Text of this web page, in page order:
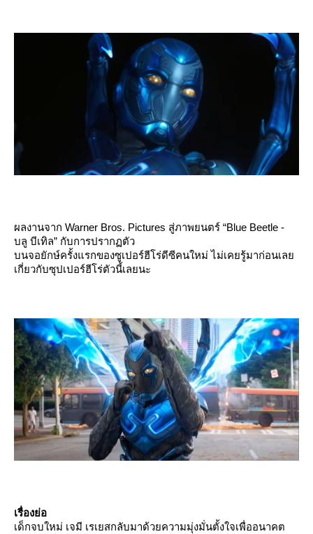
ผลงานจาก Warner Bros. Pictures สู่ภาพยนตร์ “Blue Beetle -
บลู บีเทิล” กับการปรากฏตัว
บนจอยักษ์ครั้งแรกของซูเปอร์ฮีโร่ดีซีคนใหม่ ไม่เคยรู้มาก่อนเล
เกี่ยวกับซุปเปอร์ฮีโร่ตัวนี้เลยนะ
เรื่องย่อ
เด็กจบใหม่ เจมี เรเยสกลับมาด้วยความมุ่งมั่นตั้งใจเพื่ออนาคต